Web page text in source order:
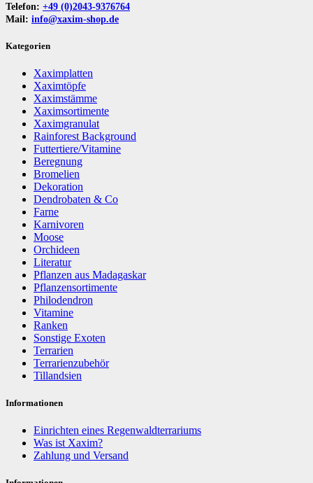
Telefon: +49 (0)2043-9376764
Mail: info@xaxim-shop.de
Kategorien
Xaximplatten
Xaximtöpfe
Xaximstämme
Xaximsortimente
Xaximgranulat
Rainforest Background
Futtertiere/Vitamine
Beregnung
Bromelien
Dekoration
Dendrobaten & Co
Farne
Karnivoren
Moose
Orchideen
Literatur
Pflanzen aus Madagaskar
Pflanzensortimente
Philodendron
Vitamine
Ranken
Sonstige Exoten
Terrarien
Terrarienzubehör
Tillandsien
Informationen
Einrichten eines Regenwaldterrariums
Was ist Xaxim?
Zahlung und Versand